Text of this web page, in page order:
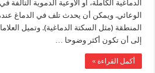
الدماغية الكاملة، أو الأوعية الدموية
الوعائي. ويمكن أن يحدث تلف في الدماغ
المنطقة (مثل السكتة الدماغية). وتميل
إلى أن تكون أكثر وضوحا …
أكمل القراءة »